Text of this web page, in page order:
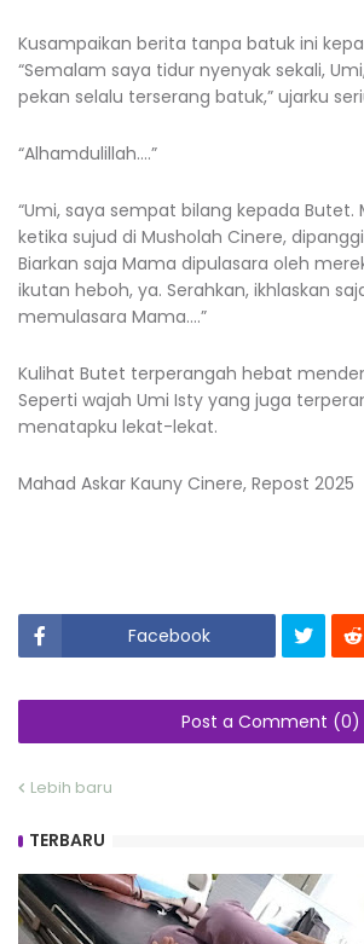
Kusampaikan berita tanpa batuk ini
“Semalam saya tidur nyenyak sekali,
pekan selalu terserang batuk,” ujarku
“Alhamdulillah….”
“Umi, saya sempat bilang kepada Butet.
ketika sujud di Musholah Cinere,
Biarkan saja Mama dipulasara oleh
ikutan heboh, ya. Serahkan, ikhlaskan
memulasara Mama….”
Kulihat Butet terperangah hebat
Seperti wajah Umi Isty yang juga
menatapku lekat-lekat.
Mahad Askar Kauny Cinere, Repost 2025
Facebook
Post a Comment (0)
Lebih baru
TERBARU